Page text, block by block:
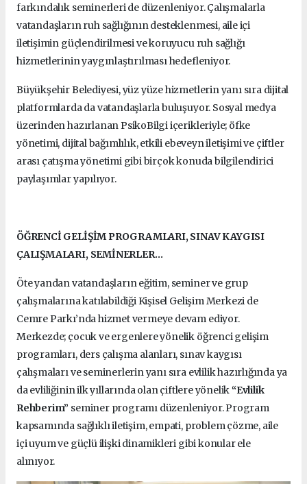
farkındalık seminerleri de düzenleniyor. Çalışmalarla
vatandaşların ruh sağlığının desteklenmesi, aile içi
iletişimin güçlendirilmesi ve koruyucu ruh sağlığı
hizmetlerinin yaygınlaştırılması hedefleniyor.
Büyükşehir Belediyesi, yüz yüze hizmetlerin yanı sıra dijital
platformlarda da vatandaşlarla buluşuyor. Sosyal medya
üzerinden hazırlanan PsikoBilgi içerikleriyle; öfke
yönetimi, dijital bağımlılık, etkili ebeveyn iletişimi ve çiftler
arası çatışma yönetimi gibi birçok konuda bilgilendirici
paylaşımlar yapılıyor.
ÖĞRENCİ GELİŞİM PROGRAMLARI, SINAV KAYGISI
ÇALIŞMALARI, SEMİNERLER…
Öte yandan vatandaşların eğitim, seminer ve grup
çalışmalarına katılabildiği Kişisel Gelişim Merkezi de
Cemre Parkı’nda hizmet vermeye devam ediyor.
Merkezde; çocuk ve ergenlere yönelik öğrenci gelişim
programları, ders çalışma alanları, sınav kaygısı
çalışmaları ve seminerlerin yanı sıra evlilik hazırlığında ya
da evliliğinin ilk yıllarında olan çiftlere yönelik“Evlilik
Rehberim” seminer programı düzenleniyor. Program
kapsamında sağlıklı iletişim, empati, problem çözme, aile
içi uyum ve güçlü ilişki dinamikleri gibi konular ele
alınıyor.